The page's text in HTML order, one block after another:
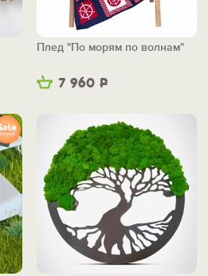
7 960 Р
Плед "По морям по волнам"